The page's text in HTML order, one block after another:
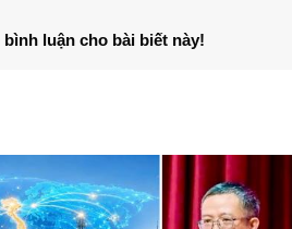
luận cho bài biết này!